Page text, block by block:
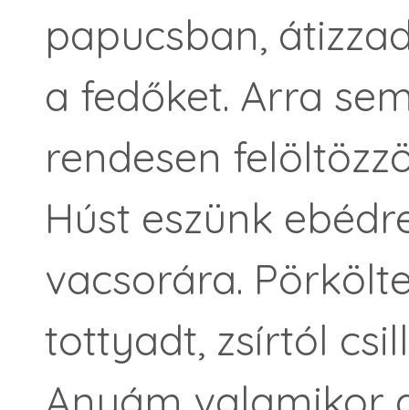
papucsban,
a fedőket. Arra
rendesen
Húst eszünk
vacsorára.
tottyadt, zsírtól